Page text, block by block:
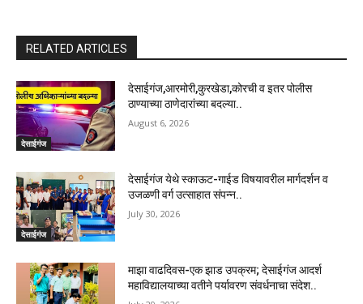
RELATED ARTICLES
देसाईगंज
देसाईगंज,आरमोरी,कुरखेडा,कोरची व इतर पोलीस
ठाण्याच्या ठाणेदारांच्या बदल्या..
August 6, 2026
देसाईगंज
देसाईगंज येथे स्काऊट-गाईड विषयावरील मार्गदर्शन व
उजळणी वर्ग उत्साहात संपन्न..
July 30, 2026
माझा वाढदिवस-एक झाड उपक्रम; देसाईगंज आदर्श
महाविद्यालयाच्या वतीने पर्यावरण संवर्धनाचा संदेश..